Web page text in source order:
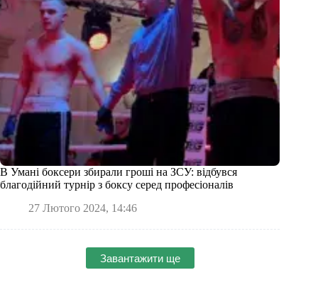
В Умані боксери збирали гроші на ЗСУ: відбувся
благодійний турнір з боксу серед професіоналів
27 Лютого 2024, 14:46
Завантажити ще